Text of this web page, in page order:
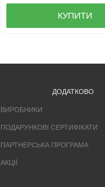
КУПИТИ
ДОДАТКОВО
ВИРОБНИКИ
ПОДАРУНКОВІ СЕРТИФІКАТИ
ПАРТНЕРСЬКА ПРОГРАМА
АКЦІЇ